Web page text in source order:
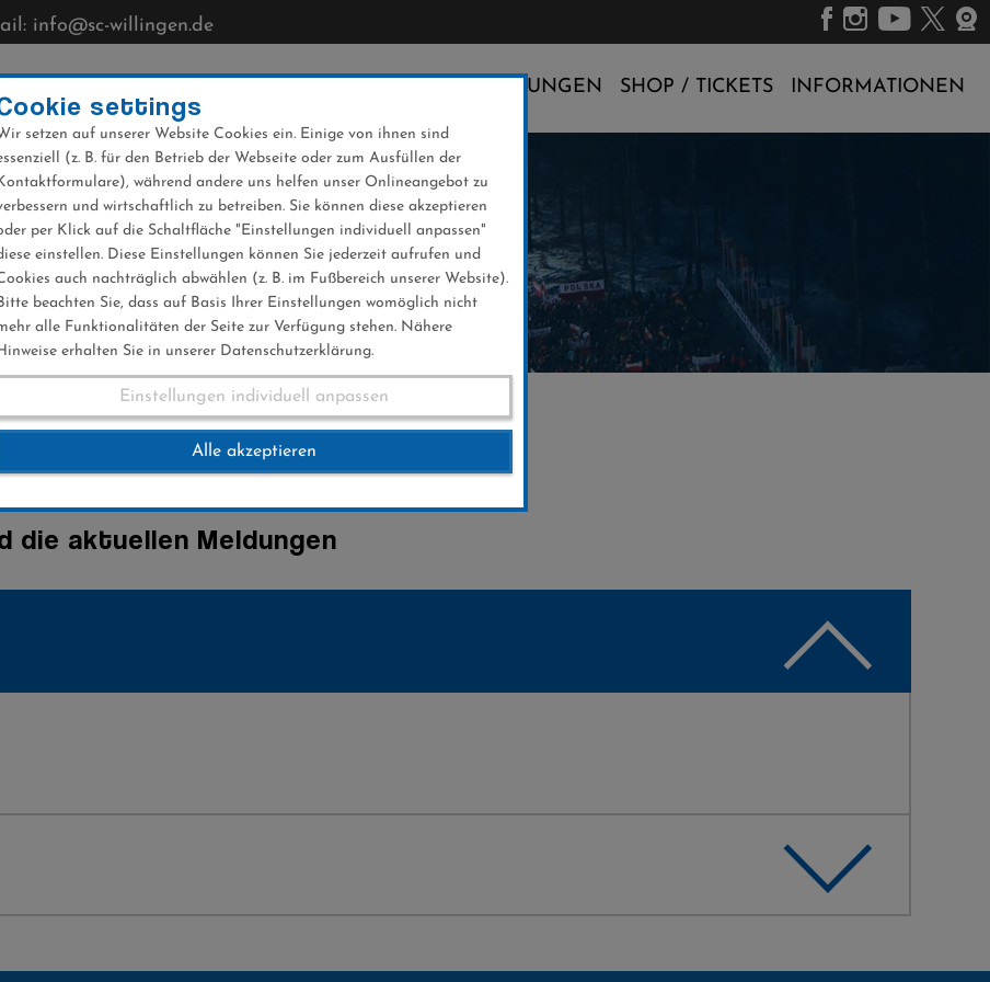
info@sc-willingen.de
VERANSTALTUNGEN SHOP / TICKETS INFORMATIONEN
zu Weltcup 2021
die aktuellen Meldungen
settings
setzen auf unserer Website Cookies ein. Einige von ihnen sind
(z. B. für den Betrieb der Webseite oder zum Ausfüllen der
während andere uns helfen unser Onlineangebot zu
und wirtschaftlich zu betreiben. Sie können diese akzeptieren
per Klick auf die Schaltfläche "Einstellungen individuell anpassen"
einstellen. Diese Einstellungen können Sie jederzeit aufrufen und
auch nachträglich abwählen (z. B. im Fußbereich unserer Website).
beachten Sie, dass auf Basis Ihrer Einstellungen womöglich nicht
alle Funktionalitäten der Seite zur Verfügung stehen. Nähere
erhalten Sie in unserer Datenschutzerklärung.
Einstellungen individuell anpassen
Alle akzeptieren